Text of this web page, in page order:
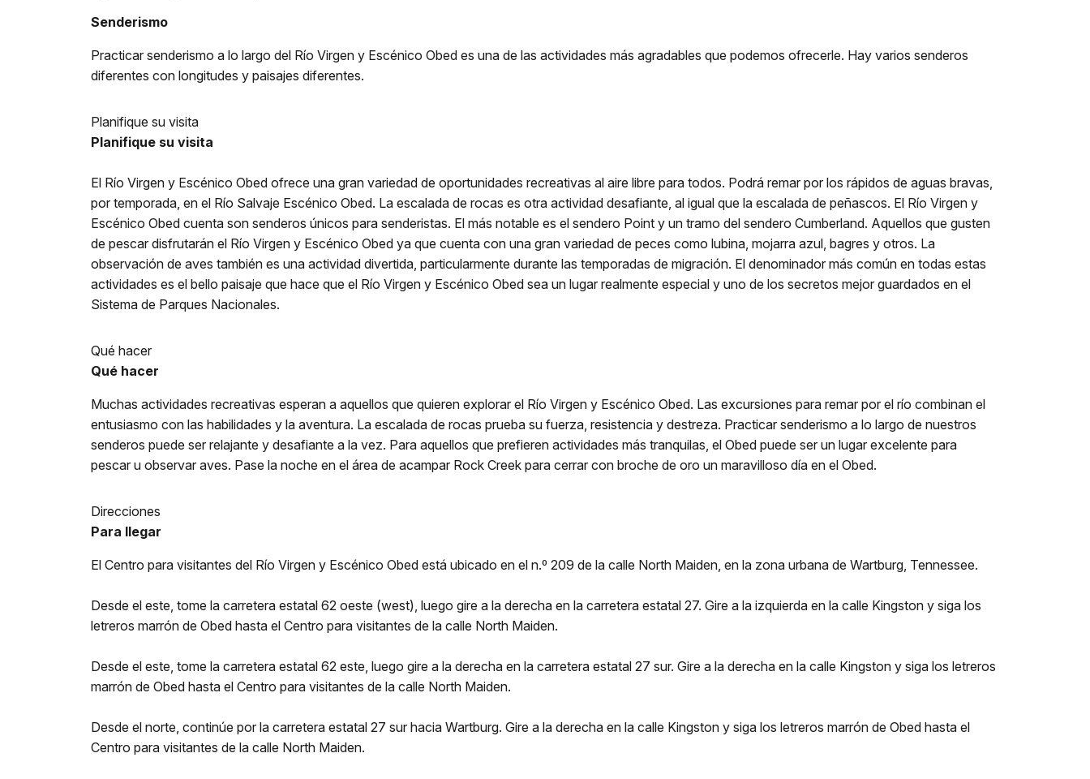
Senderismo
Practicar senderismo a lo largo del Río Virgen y Escénico Obed es una de las actividades más agradables que podemos ofrecerle. Hay varios senderos
diferentes con longitudes y paisajes diferentes.
Planifique su visita
Planifique su visita
El Río Virgen y Escénico Obed ofrece una gran variedad de oportunidades recreativas al aire libre para todos. Podrá remar por los rápidos de aguas bravas,
por temporada, en el Río Salvaje Escénico Obed. La escalada de rocas es otra actividad desafiante, al igual que la escalada de peñascos. El Río Virgen y
Escénico Obed cuenta son senderos únicos para senderistas. El más notable es el sendero Point y un tramo del sendero Cumberland. Aquellos que gusten
de pescar disfrutarán el Río Virgen y Escénico Obed ya que cuenta con una gran variedad de peces como lubina, mojarra azul, bagres y otros. La
observación de aves también es una actividad divertida, particularmente durante las temporadas de migración. El denominador más común en todas estas
actividades es el bello paisaje que hace que el Río Virgen y Escénico Obed sea un lugar realmente especial y uno de los secretos mejor guardados en el
Sistema de Parques Nacionales.
Qué hacer
Qué hacer
Muchas actividades recreativas esperan a aquellos que quieren explorar el Río Virgen y Escénico Obed. Las excursiones para remar por el río combinan el
entusiasmo con las habilidades y la aventura. La escalada de rocas prueba su fuerza, resistencia y destreza. Practicar senderismo a lo largo de nuestros
senderos puede ser relajante y desafiante a la vez. Para aquellos que prefieren actividades más tranquilas, el Obed puede ser un lugar excelente para
pescar u observar aves. Pase la noche en el área de acampar Rock Creek para cerrar con broche de oro un maravilloso día en el Obed.
Direcciones
Para llegar
El Centro para visitantes del Río Virgen y Escénico Obed está ubicado en el n.º 209 de la calle North Maiden, en la zona urbana de Wartburg, Tennessee.
Desde el este, tome la carretera estatal 62 oeste (west), luego gire a la derecha en la carretera estatal 27. Gire a la izquierda en la calle Kingston y siga los
letreros marrón de Obed hasta el Centro para visitantes de la calle North Maiden.
Desde el este, tome la carretera estatal 62 este, luego gire a la derecha en la carretera estatal 27 sur. Gire a la derecha en la calle Kingston y siga los letreros
marrón de Obed hasta el Centro para visitantes de la calle North Maiden.
Desde el norte, continúe por la carretera estatal 27 sur hacia Wartburg. Gire a la derecha en la calle Kingston y siga los letreros marrón de Obed hasta el
Centro para visitantes de la calle North Maiden.